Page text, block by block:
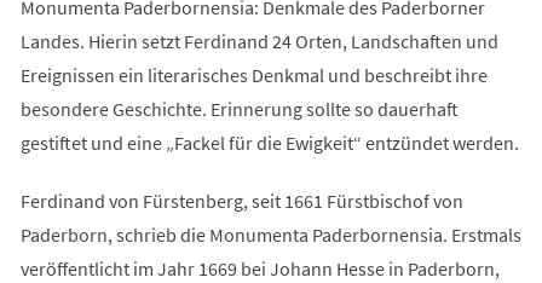
Monumenta Paderbornensia: Denkmale des Paderborner
Landes. Hierin setzt Ferdinand 24 Orten, Landschaften und
Ereignissen ein literarisches Denkmal und beschreibt ihre
besondere Geschichte. Erinnerung sollte so dauerhaft
gestiftet und eine „Fackel für die Ewigkeit“ entzündet werden.
Ferdinand von Fürstenberg, seit 1661 Fürstbischof von
Paderborn, schrieb die Monumenta Paderbornensia. Erstmals
veröffentlicht im Jahr 1669 bei Johann Hesse in Paderborn,